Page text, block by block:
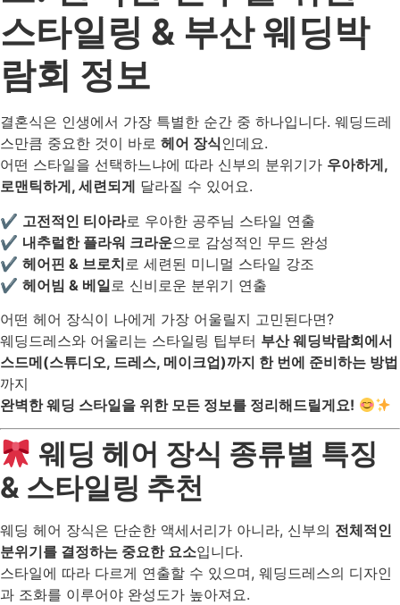
스타일링 & 부산 웨딩박
람회 정보
결혼식은 인생에서 가장 특별한 순간 중 하나입니다. 웨딩드레
스만큼 중요한 것이 바로 헤어 장식인데요.
어떤 스타일을 선택하느냐에 따라 신부의 분위기가 우아하게,
로맨틱하게, 세련되게 달라질 수 있어요.
✔ 고전적인 티아라로 우아한 공주님 스타일 연출
✔ 내추럴한 플라워 크라운으로 감성적인 무드 완성
✔ 헤어핀 & 브로치 로 세련된 미니멀 스타일 강조
✔ 헤어빔 & 베일 로 신비로운 분위기 연출
어떤 헤어 장식이 나에게 가장 어울릴지 고민된다면?
웨딩드레스와 어울리는 스타일링 팁부터 부산 웨딩박람회에서
스드메(스튜디오, 드레스, 메이크업)까지 한 번에 준비하는 방법
까지
완벽한 웨딩 스타일을 위한 모든 정보를 정리해드릴게요!
웨딩 헤어 장식 종류별 특징
& 스타일링 추천
웨딩 헤어 장식은 단순한 액세서리가 아니라, 신부의 전체적인
분위기를 결정하는 중요한 요소입니다.
스타일에 따라 다르게 연출할 수 있으며, 웨딩드레스의 디자인
과 조화를 이루어야 완성도가 높아져요.